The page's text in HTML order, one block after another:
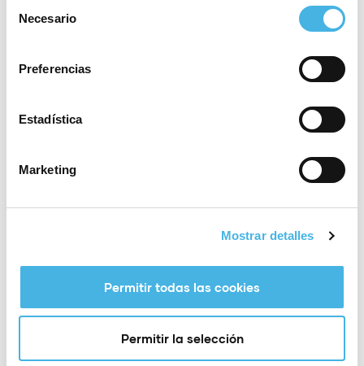
Necesario
Preferencias
Estadística
Marketing
Mostrar detalles
Permitir todas las cookies
Permitir la selección